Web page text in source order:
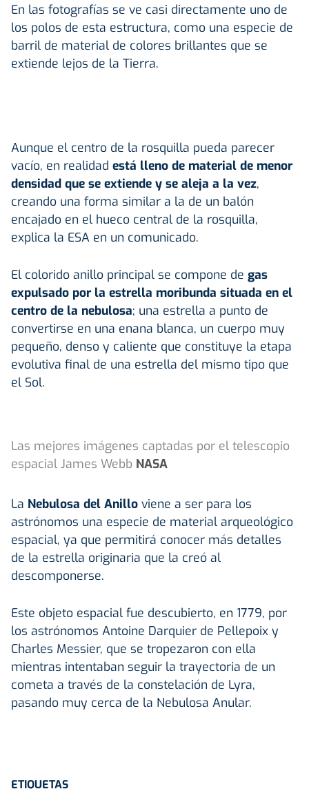
En las fotografías se ve casi directamente uno de
los polos de esta estructura, como una especie de
barril de material de colores brillantes que se
extiende lejos de la Tierra.
Aunque el centro de la rosquilla pueda parecer
vacío, en realidad está lleno de material de menor
densidad que se extiende y se aleja a la vez,
creando una forma similar a la de un balón
encajado en el hueco central de la rosquilla,
explica la ESA en un comunicado.
El colorido anillo principal se compone de gas
expulsado por la estrella moribunda situada en el
centro de la nebulosa; una estrella a punto de
convertirse en una enana blanca, un cuerpo muy
pequeño, denso y caliente que constituye la etapa
evolutiva final de una estrella del mismo tipo que
el Sol.
Las mejores imágenes captadas por el telescopio
espacial James Webb NASA
La Nebulosa del Anillo viene a ser para los
astrónomos una especie de material arqueológico
espacial, ya que permitirá conocer más detalles
de la estrella originaria que la creó al
descomponerse.
Este objeto espacial fue descubierto, en 1779, por
los astrónomos Antoine Darquier de Pellepoix y
Charles Messier, que se tropezaron con ella
mientras intentaban seguir la trayectoria de un
cometa a través de la constelación de Lyra,
pasando muy cerca de la Nebulosa Anular.
ETIQUETAS